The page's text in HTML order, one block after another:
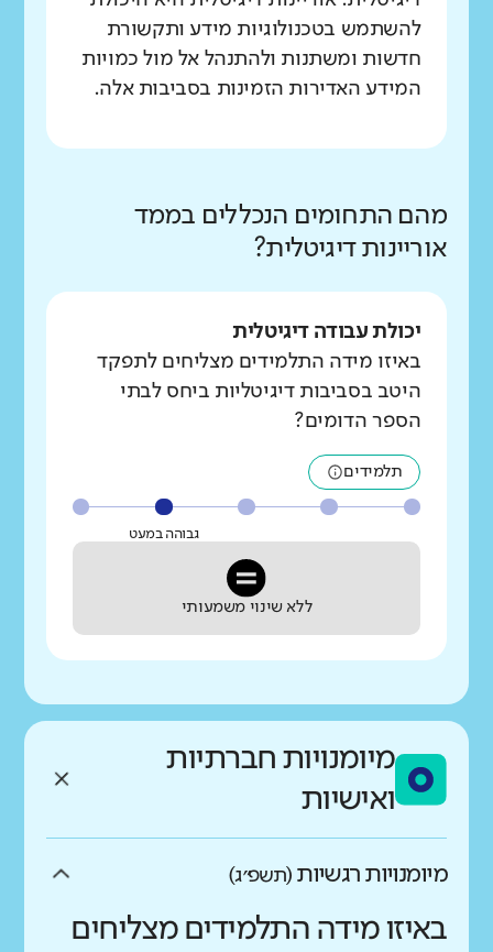
להשתמש בטכנולוגיות מידע ותקשורת
חדשות ומשתנות ולהתנהל אל מול כמויות
המידע האדירות הזמינות בסביבות אלה.
מהם התחומים הנכללים בממד
אוריינות דיגיטלית?
יכולת עבודה דיגיטלית
באיזו מידה התלמידים מצליחים לתפקד
היטב בסביבות דיגיטליות ביחס לבתי
הספר הדומים?
תלמידים
גבוהה במעט
ללא שינוי משמעותי
מיומנויות חברתיות
ואישיות
מיומנויות רגשיות (תשפ״ג)
באיזו מידה התלמידים מצליחים